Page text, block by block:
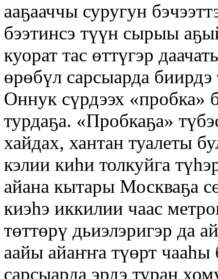
ааҕааччы суругун
бээтинсэ түүн сырыы
куорат тас өттүгэр
өрөбүл сарсыарда
Оннук сүрдээх «пробка»
турдаҕа. «Пробкаҕа»
хайдах, хантан туалеты
кэлии киһи толкуйга
айана кытары Москваҕа
киэһэ иккилии чаас
төттөрү дьиэлэригэр да
аайы айаҥҥа түөрт
сарсыарда эрдэ туран